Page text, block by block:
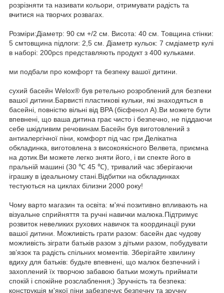
розрізняти та називати кольори, отримувати радість та
вчитися на творчих розвагах.
Розміри:Діаметр: 90 см +/2 см. Висота: 40 см. Товщина стінки:
5 смтовщина підлоги: 2,5 см. Діаметр кульок: 7 смдіаметр кулі
в наборі: 200pcs представляють продукт з 400 кульками.
ми подбали про комфорт та безпеку вашої дитини.
сухий басейн Welox® був ретельно розроблений для безпеки
вашої дитини.Барвисті пластикові кульки, які знаходяться в
басейні, повністю вільні від BPA (бісфенол А).Ви можете бути
впевнені, що ваша дитина грає чисто і безпечно, не піддаючи
себе шкідливим речовинам.Басейн був виготовлений з
антиалергічної піни, комфорт під час гри.Делікатна
обкладинка, виготовлена з високоякісного Велвета, приємна
на дотик.Ви можете легко зняти його, і ви спекте його в
пральній машині (30 ℃ 45 ℃), тривалий час зберігаючи
іграшку в ідеальному стані.Відбитки на обкладинках
тестуються на циклах білизни 2000 року!
Чому варто магазин та освіта: м'ячі позитивно впливають на
візуальне сприйняття та ручні навички малюка.Підтримує
розвиток невеликих рухових навичок та координації руки
вашої дитини. Можливість грати разом: басейн дає чудову
можливість зіграти батьків разом з дітьми разом, побудувати
зв’язок та радість спільних моментів. Зберігайте хвилину
вдиху для батьків: будьте впевнені, що малюк безпечний і
захоплений їх творчою забавою батьки можуть приймати
спокій і спокійне розслаблення;) Зручність та безпека:
конструкція м'якої піни забезпечує безпечну та зручну